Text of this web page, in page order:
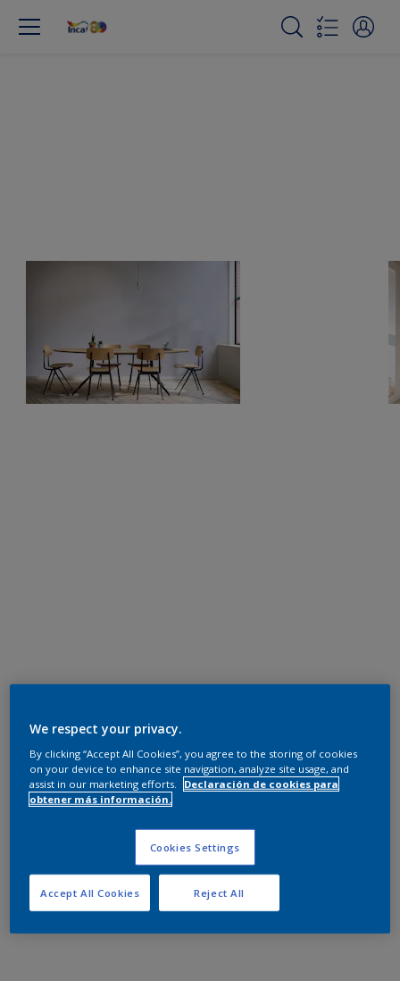
We respect your privacy.
By clicking “Accept All Cookies”, you agree to the storing of cookies
on your device to enhance site navigation, analyze site usage, and
assist in our marketing efforts.
Declaración de cookies para
obtener más información.
Cookies Settings
Reject All
Accept All Cookies